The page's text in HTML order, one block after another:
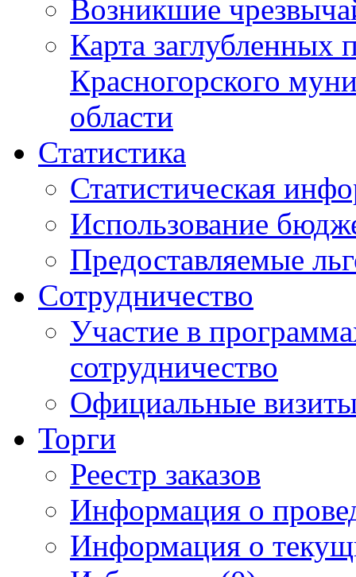
Возникшие
Карта
Красногорского
области
Статистика
Статистическая
Использование
Предоставляемые
Сотрудничество
Участие в
сотрудничество
Официальные
Торги
Реестр заказов
Информация о
Информация о